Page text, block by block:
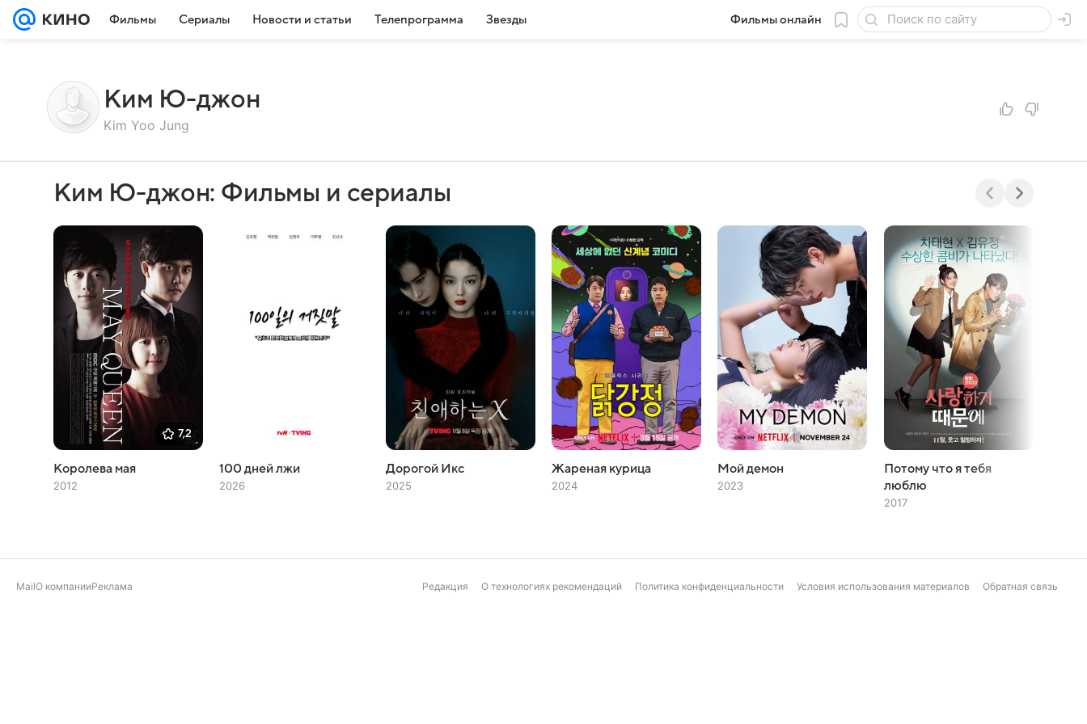
Фильмы Сериалы Новости и статьи Телепрограмма Звезды Фильмы онлайн
Ким Ю-джон
Kim Yoo Jung
Ким Ю-джон: Фильмы и сериалы
7,2
Королева мая
2012
100 дней лжи
2026
Дорогой Икс
2025
Жареная курица
2024
Мой демон
2023
Потому что я тебя
люблю
2017
MailО компанииРеклама Редакция О технологиях рекомендаций Политика конфиденциальности Условия использования материалов Обратная связь